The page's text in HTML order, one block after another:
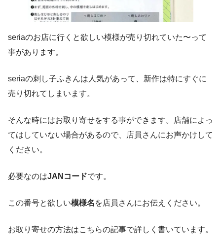
seriaのお店に行くと欲しい模様が売り切れていた〜って
事があります。
seriaの刺し子ふきんは人気があって、新作は特にすぐに
売り切れてしまいます。
そんな時にはお取り寄せをする事ができます。店舗によっ
てはしていない場合があるので、店員さんにお声かけして
ください。
必要なのはJANコードです。
この番号と欲しい模様名 を店員さんにお伝えください。
お取り寄せの方法はこちらの記事で詳しく書いています。